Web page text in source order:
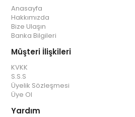
Anasayfa
Hakkımızda
Bize Ulaşın
Banka Bilgileri
Müşteri İlişkileri
KVKK
S.S.S
Üyelik Sözleşmesi
Üye Ol
Yardım